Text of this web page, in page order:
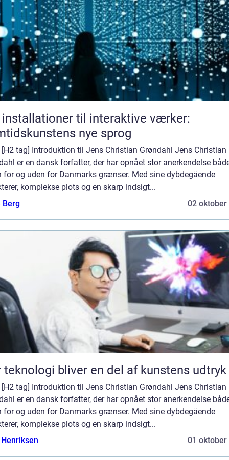
installationer til interaktive værker:
nye sprog
tag] Introduktion til Jens Christian Grøndahl Jens Christian
er en dansk forfatter, der har opnået stor anerkendelse
for og uden for Danmarks grænser. Med sine dybdegående
komplekse plots og en skarp indsigt...
Berg
02 oktober
teknologi bliver en del af kunstens udtryk
tag] Introduktion til Jens Christian Grøndahl Jens Christian
er en dansk forfatter, der har opnået stor anerkendelse
for og uden for Danmarks grænser. Med sine dybdegående
komplekse plots og en skarp indsigt...
01 oktober